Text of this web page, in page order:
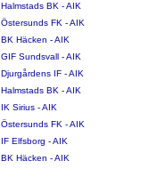
Halmstads BK - AIK
Östersunds FK - AIK
BK Häcken - AIK
GIF Sundsvall - AIK
Djurgårdens IF - AIK
Halmstads BK - AIK
IK Sirius - AIK
Östersunds FK - AIK
IF Elfsborg - AIK
BK Häcken - AIK